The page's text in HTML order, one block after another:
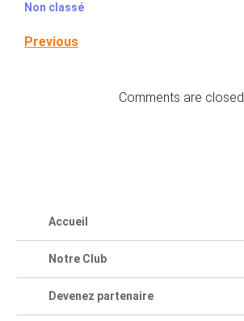
Non classé
Previous
Comments are closed
Accueil
Notre Club
Devenez partenaire